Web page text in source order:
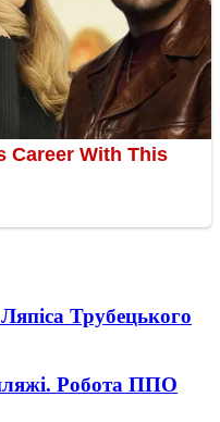
Трубецького
Робота ППО